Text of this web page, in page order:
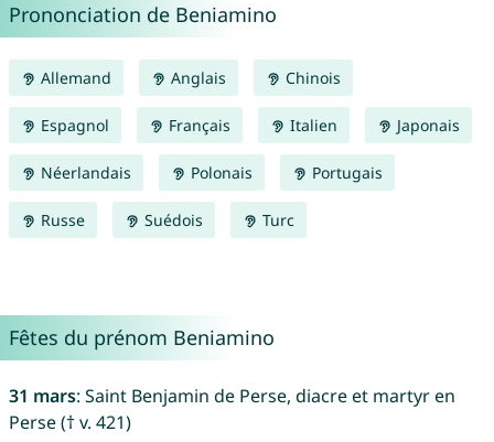
Prononciation de Beniamino
Allemand Anglais Chinois
Espagnol Français Italien Japonais
Néerlandais Polonais Portugais
Russe Suédois Turc
Fêtes du prénom Beniamino
31 mars: Saint Benjamin de Perse, diacre et martyr en
Perse († v. 421)